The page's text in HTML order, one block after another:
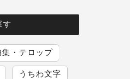
す
集・テロップ
うちわ文字